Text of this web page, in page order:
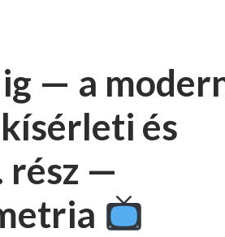
AG
OK
— a
és
rész —